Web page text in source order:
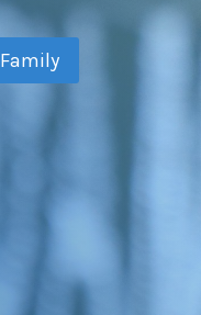
Family